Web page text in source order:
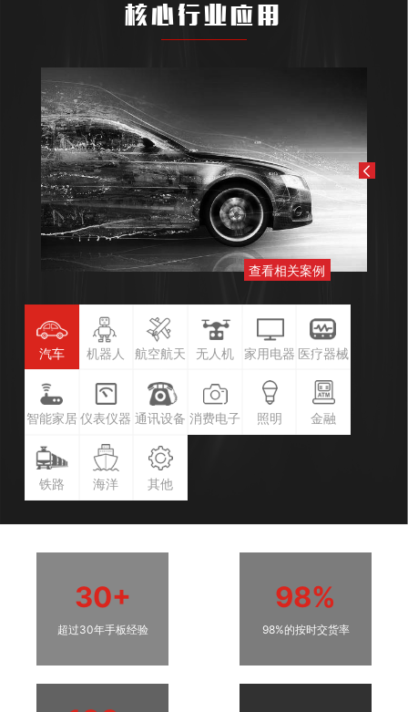
核心行业应用
查看相关案例
汽车 机器人 航空航天 无人机 家用电器 医疗器械
智能家居 仪表仪器 通讯设备 消费电子 照明 金融
铁路 海洋 其他
30+
超过30年手板经验
98%
98%的按时交货率